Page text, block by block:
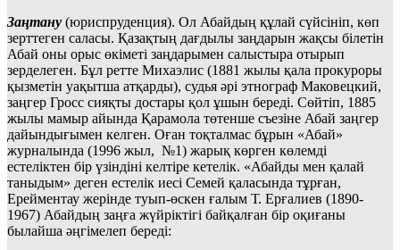
Заңтану (юриспруденция). Ол Абайдың құлай сүйсініп, көп
зерттеген саласы. Қазақтың дағдылы заңдарын жақсы білетін
Абай оны орыс өкіметі заңдарымен салыстыра отырып
зерделеген. Бұл ретте Михаэлис (1881 жылы қала прокуроры
қызметін уақытша атқарды), судья әрі этнограф Маковецкий,
заңгер Гросс сияқты достары қол ұшын береді. Сөйтіп, 1885
жылы мамыр айында Қарамола төтенше съезіне Абай заңгер
дайындығымен келген. Оған тоқталмас бұрын «Абай»
журналында (1996 жыл, №1) жарық көрген көлемді
естеліктен бір үзіндіні келтіре кетелік. «Абайды мен қалай
таныдым» деген естелік иесі Семей қаласында тұрған,
Ерейментау жерінде туып-өскен ғалым Т. Ерғалиев (1890-
1967) Абайдың заңға жүйріктігі байқалған бір оқиғаны
былайша әңгімелеп береді: